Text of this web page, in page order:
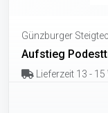
Günzburger
Aufstieg
Lieferzeit 13 - 15